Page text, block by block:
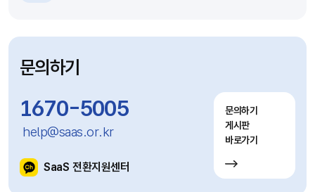
문의하기
1670-5005
help@saas.or.kr
SaaS 전환지원센터
문의하기
게시판
바로가기